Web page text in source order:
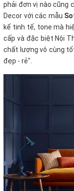
phải đơn vị nào cũng
Decor với các mẫu
kế tinh tế, tone mà
cấp và đặc biệt Nội
chất lượng vô cùng
đẹp - rẻ".